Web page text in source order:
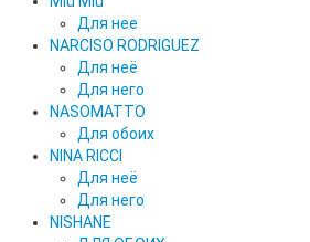
Для нее
NARCISO RODRIGUEZ
Для неё
Для него
NASOMATTO
Для обоих
NINA RICCI
Для неё
Для него
NISHANE